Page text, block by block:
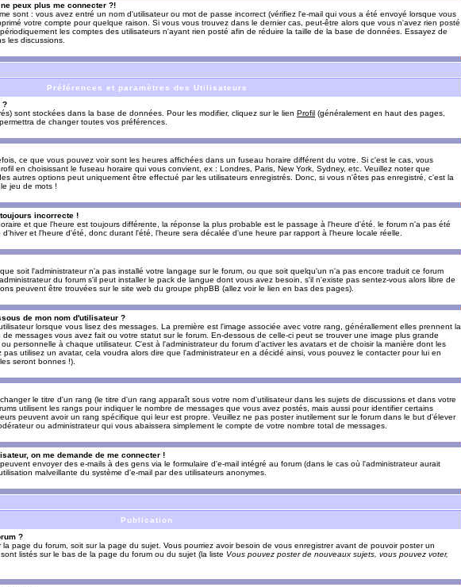
peux plus me connecter ?!
sont : vous avez entré un nom d'utilisateur ou mot de passe incorrect (vérifiez l'e-mail qui vous a été envoyé lorsque vous
votre compte pour quelque raison. Si vous vous trouvez dans le dernier cas, peut-être alors que vous n'avez rien posté
les comptes des utilisateurs n'ayant rien posté afin de réduire la taille de la base de données. Essayez de
les discussions.
Préférences et paramètres des Utilisateurs
?
sont stockées dans la base de données. Pour les modifier, cliquez sur le lien Profil (généralement en haut des pages,
de changer toutes vos préférences.
ce que vous pouvez voir sont les heures affichées dans un fuseau horaire différent du votre. Si c'est le cas, vous
en choisissant le fuseau horaire qui vous convient, ex : Londres, Paris, New York, Sydney, etc. Veuillez noter que
autres options peut uniquement être effectué par les utilisateurs enregistrés. Donc, si vous n'êtes pas enregistré, c'est la
jeu de mots !
incorrecte !
et que l'heure est toujours différente, la réponse la plus probable est le passage à l'heure d'été. le forum n'a pas été
et l'heure d'été, donc durant l'été, l'heure sera décalée d'une heure par rapport à l'heure locale réelle.
soit l'administrateur n'a pas installé votre langage sur le forum, ou que soit quelqu'un n'a pas encore traduit ce forum
du forum s'il peut installer le pack de langue dont vous avez besoin, s'il n'existe pas sentez-vous alors libre de
peuvent être trouvées sur le site web du groupe phpBB (allez voir le lien en bas des pages).
de mon nom d'utilisateur ?
lorsque vous lisez des messages. La première est l'image associée avec votre rang, générallement elles prennent la
messages vous avez fait ou votre statut sur le forum. En-dessous de celle-ci peut se trouver une image plus grande
personnelle à chaque utilisateur. C'est à l'administrateur du forum d'activer les avatars et de choisir la manière dont les
utilisez un avatar, cela voudra alors dire que l'administrateur en a décidé ainsi, vous pouvez le contacter pour lui en
seront bonnes !).
le titre d'un rang (le titre d'un rang apparaît sous votre nom d'utilisateur dans les sujets de discussions et dans votre
utilisent les rangs pour indiquer le nombre de messages que vous avez postés, mais aussi pour identifier certains
peuvent avoir un rang spécifique qui leur est propre. Veuillez ne pas poster inutilement sur le forum dans le but d'élever
ou administrateur qui vous abaissera simplement le compte de votre nombre total de messages.
on me demande de me connecter !
envoyer des e-mails à des gens via le formulaire d'e-mail intégré au forum (dans le cas où l'administrateur aurait
malveillante du système d'e-mail par des utilisateurs anonymes.
Publication
?
page du forum, soit sur la page du sujet. Vous pourriez avoir besoin de vous enregistrer avant de pouvoir poster un
listés sur le bas de la page du forum ou du sujet (la liste Vous pouvez poster de nouveaux sujets, vous pouvez voter,